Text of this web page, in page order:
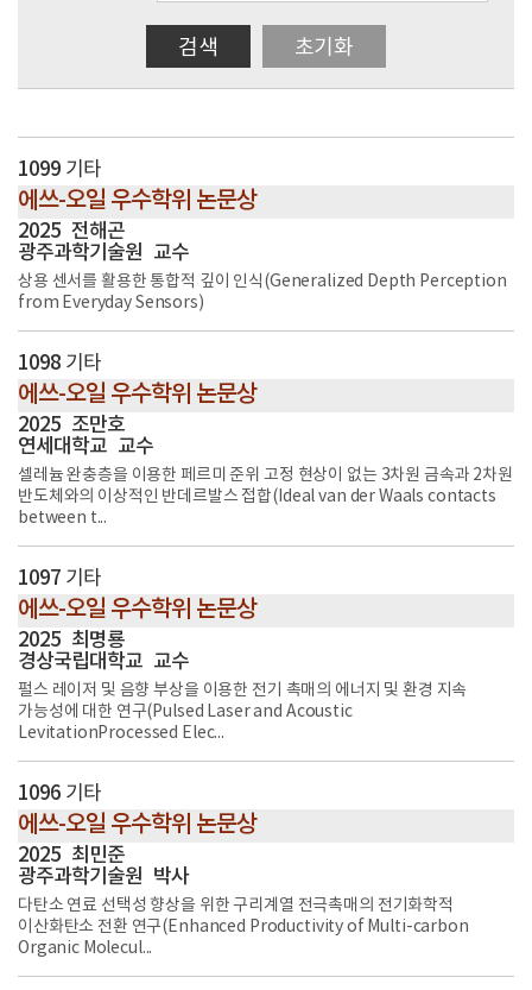
검색 초기화
1099 기타
에쓰-오일 우수학위 논문상
2025 전해곤
광주과학기술원 교수
상용 센서를 활용한 통합적 깊이 인식(Generalized Depth Perception
from Everyday Sensors)
1098 기타
에쓰-오일 우수학위 논문상
2025 조만호
연세대학교 교수
셀레늄 완충층을 이용한 페르미 준위 고정 현상이 없는 3차원 금속과 2차원
반도체와의 이상적인 반데르발스 접합(Ideal van der Waals contacts
between t...
1097 기타
에쓰-오일 우수학위 논문상
2025 최명룡
경상국립대학교 교수
펄스 레이저 및 음향 부상을 이용한 전기 촉매의 에너지 및 환경 지속
가능성에 대한 연구(Pulsed Laser and Acoustic
LevitationProcessed Elec...
1096 기타
에쓰-오일 우수학위 논문상
2025 최민준
광주과학기술원 박사
다탄소 연료 선택성 향상을 위한 구리계열 전극촉매의 전기화학적
이산화탄소 전환 연구(Enhanced Productivity of Multi-carbon
Organic Molecul...